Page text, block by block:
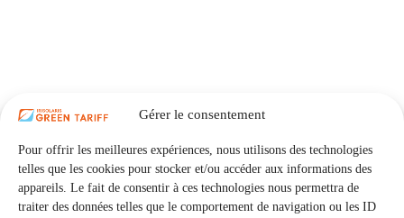
Gérer le consentement
Pour offrir les meilleures expériences, nous utilisons des technologies
telles que les cookies pour stocker et/ou accéder aux informations des
appareils. Le fait de consentir à ces technologies nous permettra de
traiter des données telles que le comportement de navigation ou les ID